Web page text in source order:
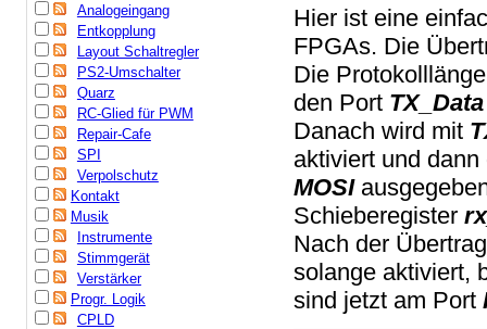
Analogeingang
Entkopplung
Layout Schaltregler
PS2-Umschalter
Quarz
RC-Glied für PWM
Repair-Cafe
SPI
Verpolschutz
Kontakt
Musik
Instrumente
Stimmgerät
Verstärker
Progr. Logik
CPLD
Hier ist eine
FPGAs. Die
Die
den Port TX_Data
Danach wird mit
aktiviert und
MOSI
Schieberegister
Nach der
solange aktiviert,
sind jetzt am Port